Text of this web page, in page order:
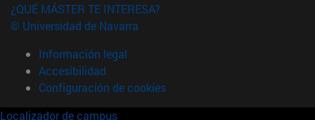
¿QUÉ MÁSTER TE INTERESA?
© Universidad de Navarra
Información legal
Accesibilidad
Configuración de cookies
Localizador de campus